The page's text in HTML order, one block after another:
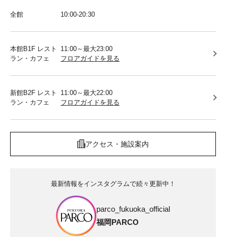
全館 10:00-20:30
本館B1F レスト
ラン・カフェ
11:00～最大23:00
フロアガイドを見る
新館B2F レスト
ラン・カフェ
11:00～最大22:00
フロアガイドを見る
アクセス・施設案内
最新情報をインスタグラムで続々更新中！
parco_fukuoka_official
福岡PARCO